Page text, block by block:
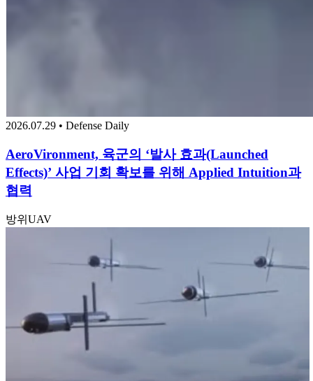
2026.07.29 • Defense Daily
AeroVironment, 육군의 ‘발사 효과(Launched
Effects)’ 사업 기회 확보를 위해 Applied Intuition과
협력
방위 UAV